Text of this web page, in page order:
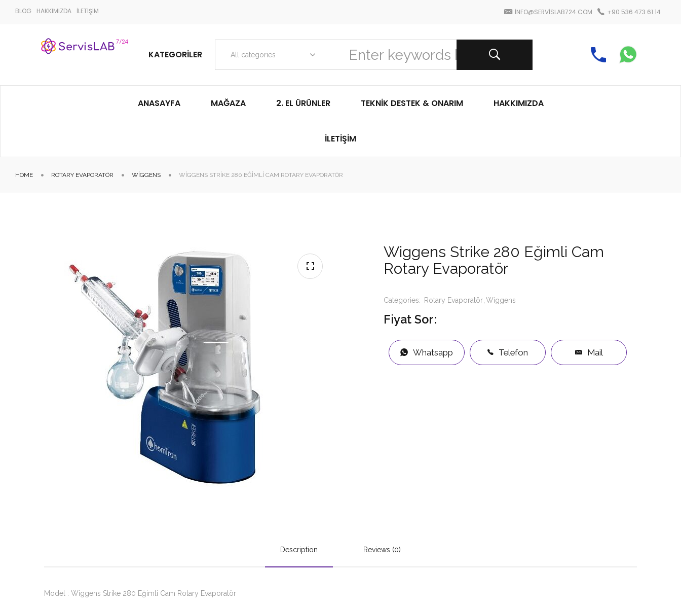
BLOG HAKKIMIZDA İLETİŞİM INFO@SERVISLAB724.COM +90 536 473 61 14
KATEGORILER All categories
ANASAYFA MAĞAZA 2. EL ÜRÜNLER TEKNIK DESTEK & ONARIM HAKKIMIZDA
İLETIŞIM
HOME ROTARY EVAPORATÖR WIGGENS WIGGENS STRIKE 280 EĞIMLI CAM ROTARY EVAPORATÖR
Wiggens Strike 280 Eğimli Cam
Rotary Evaporatör
Categories: Rotary Evaporatör Wiggens
Fiyat Sor:
Whatsapp Telefon Mail
Description Reviews (0)
Model : Wiggens Strike 280 Eğimli Cam Rotary Evaporatör